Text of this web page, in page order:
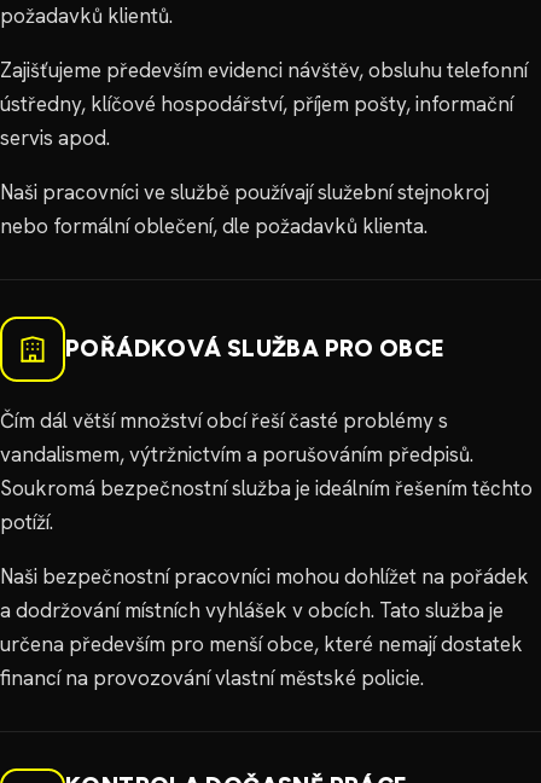
požadavků klientů.
Zajišťujeme především evidenci návštěv, obsluhu telefonní
ústředny, klíčové hospodářství, příjem pošty, informační
servis apod.
Naši pracovníci ve službě používají služební stejnokroj
nebo formální oblečení, dle požadavků klienta.
POŘÁDKOVÁ SLUŽBA PRO OBCE
Čím dál větší množství obcí řeší časté problémy s
vandalismem, výtržnictvím a porušováním předpisů.
Soukromá bezpečnostní služba je ideálním řešením těchto
potíží.
Naši bezpečnostní pracovníci mohou dohlížet na pořádek
a dodržování místních vyhlášek v obcích. Tato služba je
určena především pro menší obce, které nemají dostatek
financí na provozování vlastní městské policie.